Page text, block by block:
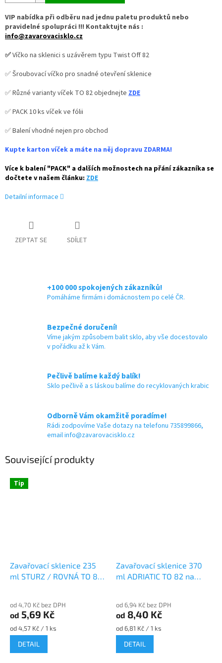
VIP nabídka při odběru nad jednu paletu produktů nebo
pravidelné spolupráci !!! Kontaktujte nás :
info@zavarovacisklo.cz
✅Víčko na sklenici s uzávěrem typu Twist Off 82
✅ Šroubovací víčko pro snadné otevření sklenice
✅ Různé varianty víček TO 82 objednejte ZDE
✅ PACK 10 ks víček ve fólii
✅ Balení vhodné nejen pro obchod
Kupte karton víček a máte na něj dopravu ZDARMA!
Více k balení "PACK" a dalších možnostech na přání zákazníka se
dočtete v našem článku: ZDE
Detailní informace
ZEPTAT SE SDÍLET
+100 000 spokojených zákazníků!
Pomáháme firmám i domácnostem po celé ČR.
Bezpečné doručení!
Víme jakým způsobem balit sklo, aby vše docestovalo
v pořádku až k Vám.
Pečlivě balíme každý balík!
Sklo pečlivě a s láskou balíme do recyklovaných krabic
Odborně Vám okamžitě poradíme!
Rádi zodpovíme Vaše dotazy na telefonu 735899866,
email info@zavarovacisklo.cz
Související produkty
Tip
Zavařovací sklenice 235
ml STURZ / ROVNÁ TO 82
od 4,70 Kč bez DPH
od 5,69 Kč
Měrná
cena:
od 4,57 Kč / 1 ks
DETAIL
Zavařovací sklenice 370
ml ADRIATIC TO 82 na
od 6,94 Kč bez DPH
od 8,40 Kč
Měrná
cena:
od 6,81 Kč / 1 ks
DETAIL